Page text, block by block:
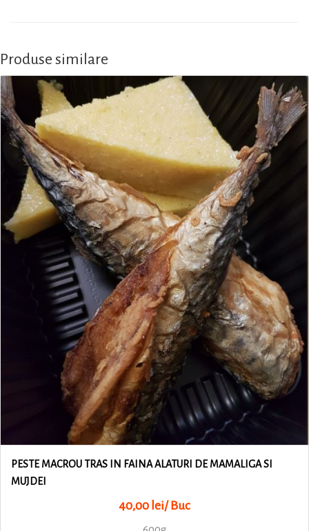
Produse similare
PESTE MACROU TRAS IN FAINA ALATURI DE MAMALIGA SI
MUJDEI
40,00 lei/ Buc